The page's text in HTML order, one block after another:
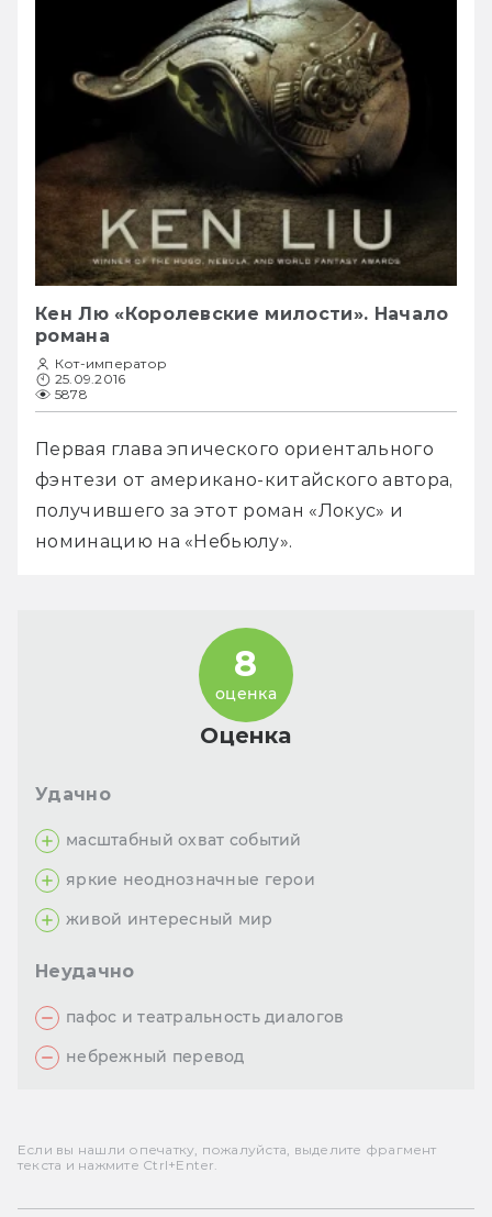
Кен Лю «Королевские милости». Начало
романа
Кот-император
25.09.2016
5878
Первая глава эпического ориентального
фэнтези от американо-китайского автора,
получившего за этот роман «Локус» и
номинацию на «Небьюлу».
Оценка
8
оценка
Удачно
масштабный охват событий
яркие неоднозначные герои
живой интересный мир
Неудачно
пафос и театральность диалогов
небрежный перевод
Если вы нашли опечатку, пожалуйста, выделите фрагмент
текста и нажмите Ctrl+Enter.